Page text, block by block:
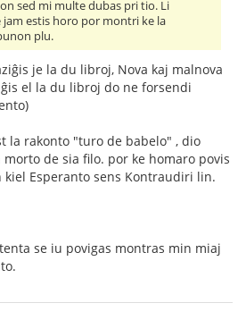
sed mi multe dubas pri tio. Li
jam estis horo por montri ke la
plu.
je la du libroj, Nova kaj malnova
el la du libroj do ne forsendi
la rakonto "turo de babelo" , dio
de sia filo. por ke homaro povis
Esperanto sens Kontraudiri lin.
se iu povigas montras min miaj